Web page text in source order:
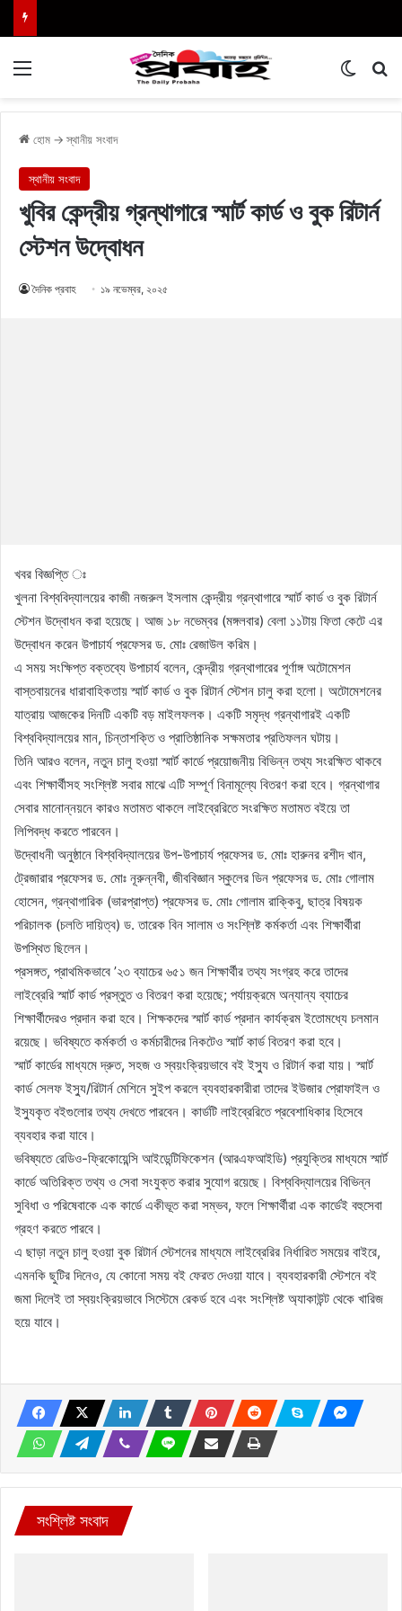
হোম → স্থানীয় সংবাদ
স্থানীয় সংবাদ
খুবির কেন্দ্রীয় গ্রন্থাগারে স্মার্ট কার্ড ও বুক রিটার্ন
স্টেশন উদ্বোধন
দৈনিক প্রবাহ ১৯ নভেম্বর, ২০২৫
খবর বিজ্ঞপ্তি ঃ
খুলনা বিশ্ববিদ্যালয়ের কাজী নজরুল ইসলাম কেন্দ্রীয় গ্রন্থাগারে স্মার্ট কার্ড ও বুক রিটার্ন
স্টেশন উদ্বোধন করা হয়েছে। আজ ১৮ নভেম্বর (মঙ্গলবার) বেলা ১১টায় ফিতা কেটে এর
উদ্বোধন করেন উপাচার্য প্রফেসর ড. মোঃ রেজাউল করিম।
এ সময় সংক্ষিপ্ত বক্তব্যে উপাচার্য বলেন, কেন্দ্রীয় গ্রন্থাগারের পূর্ণাঙ্গ অটোমেশন
বাস্তবায়নের ধারাবাহিকতায় স্মার্ট কার্ড ও বুক রিটার্ন স্টেশন চালু করা হলো। অটোমেশনের
যাত্রায় আজকের দিনটি একটি বড় মাইলফলক। একটি সমৃদ্ধ গ্রন্থাগারই একটি
বিশ্ববিদ্যালয়ের মান, চিন্তাশক্তি ও প্রাতিষ্ঠানিক সক্ষমতার প্রতিফলন ঘটায়।
তিনি আরও বলেন, নতুন চালু হওয়া স্মার্ট কার্ডে প্রয়োজনীয় বিভিন্ন তথ্য সংরক্ষিত থাকবে
এবং শিক্ষার্থীসহ সংশ্লিষ্ট সবার মাঝে এটি সম্পূর্ণ বিনামূল্যে বিতরণ করা হবে। গ্রন্থাগার
সেবার মানোন্নয়নে কারও মতামত থাকলে লাইব্রেরিতে সংরক্ষিত মতামত বইয়ে তা
লিপিবদ্ধ করতে পারবেন।
উদ্বোধনী অনুষ্ঠানে বিশ্ববিদ্যালয়ের উপ-উপাচার্য প্রফেসর ড. মোঃ হারুনর রশীদ খান,
ট্রেজারার প্রফেসর ড. মোঃ নূরুন্নবী, জীববিজ্ঞান স্কুলের ডিন প্রফেসর ড. মোঃ গোলাম
হোসেন, গ্রন্থাগারিক (ভারপ্রাপ্ত) প্রফেসর ড. মোঃ গোলাম রাক্কিবু, ছাত্র বিষয়ক
পরিচালক (চলতি দায়িত্ব) ড. তারেক বিন সালাম ও সংশ্লিষ্ট কর্মকর্তা এবং শিক্ষার্থীরা
উপস্থিত ছিলেন।
প্রসঙ্গত, প্রাথমিকভাবে ’২৩ ব্যাচের ৬৫১ জন শিক্ষার্থীর তথ্য সংগ্রহ করে তাদের
লাইব্রেরি স্মার্ট কার্ড প্রস্তুত ও বিতরণ করা হয়েছে; পর্যায়ক্রমে অন্যান্য ব্যাচের
শিক্ষার্থীদেরও প্রদান করা হবে। শিক্ষকদের স্মার্ট কার্ড প্রদান কার্যক্রম ইতোমধ্যে চলমান
রয়েছে। ভবিষ্যতে কর্মকর্তা ও কর্মচারীদের নিকটেও স্মার্ট কার্ড বিতরণ করা হবে।
স্মার্ট কার্ডের মাধ্যমে দ্রুত, সহজ ও স্বয়ংক্রিয়ভাবে বই ইস্যু ও রিটার্ন করা যায়। স্মার্ট
কার্ড সেলফ ইস্যু/রিটার্ন মেশিনে সুইপ করলে ব্যবহারকারীরা তাদের ইউজার প্রোফাইল ও
ইস্যুকৃত বইগুলোর তথ্য দেখতে পারবেন। কার্ডটি লাইব্রেরিতে প্রবেশাধিকার হিসেবে
ব্যবহার করা যাবে।
ভবিষ্যতে রেডিও-ফ্রিকোয়েন্সি আইডেন্টিফিকেশন (আরএফআইডি) প্রযুক্তির মাধ্যমে স্মার্ট
কার্ডে অতিরিক্ত তথ্য ও সেবা সংযুক্ত করার সুযোগ রয়েছে। বিশ্ববিদ্যালয়ের বিভিন্ন
সুবিধা ও পরিষেবাকে এক কার্ডে একীভূত করা সম্ভব, ফলে শিক্ষার্থীরা এক কার্ডেই বহুসেবা
গ্রহণ করতে পারবে।
এ ছাড়া নতুন চালু হওয়া বুক রিটার্ন স্টেশনের মাধ্যমে লাইব্রেরির নির্ধারিত সময়ের বাইরে,
এমনকি ছুটির দিনেও, যে কোনো সময় বই ফেরত দেওয়া যাবে। ব্যবহারকারী স্টেশনে বই
জমা দিলেই তা স্বয়ংক্রিয়ভাবে সিস্টেমে রেকর্ড হবে এবং সংশ্লিষ্ট অ্যাকাউন্ট থেকে খারিজ
হয়ে যাবে।
সংশ্লিষ্ট সংবাদ